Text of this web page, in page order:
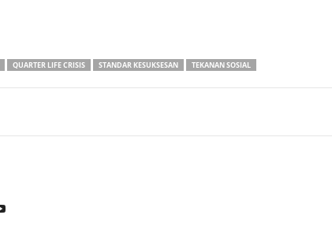
QUARTER LIFE CRISIS STANDAR KESUKSESAN TEKANAN SOSIAL